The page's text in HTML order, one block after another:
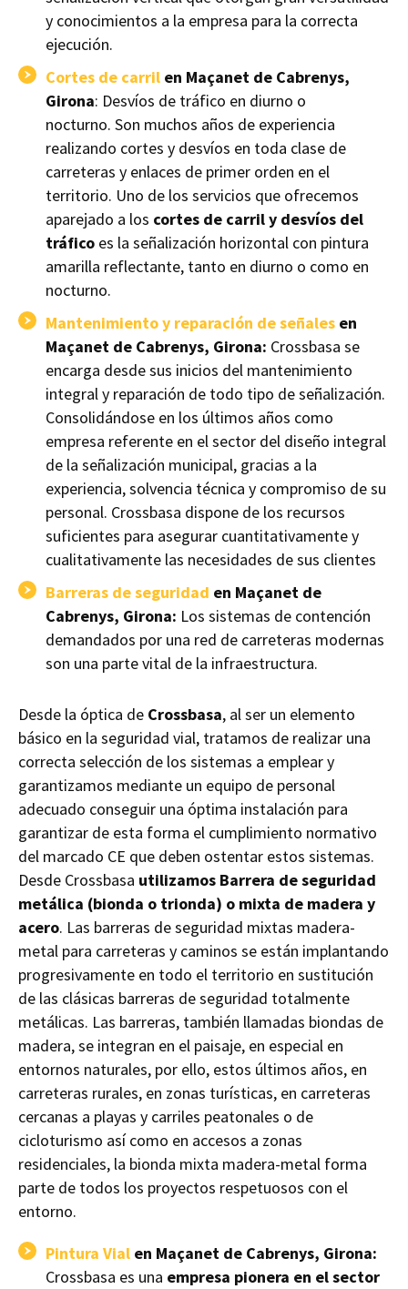
y conocimientos a la empresa para la correcta
ejecución.
Cortes de carril en Maçanet de Cabrenys,
Girona: Desvíos de tráfico en diurno o
nocturno. Son muchos años de experiencia
realizando cortes y desvíos en toda clase de
carreteras y enlaces de primer orden en el
territorio. Uno de los servicios que ofrecemos
aparejado a los cortes de carril y desvíos del
tráfico es la señalización horizontal con pintura
amarilla reflectante, tanto en diurno o como en
nocturno.
Mantenimiento y reparación de señales en
Maçanet de Cabrenys, Girona: Crossbasa se
encarga desde sus inicios del mantenimiento
integral y reparación de todo tipo de señalización.
Consolidándose en los últimos años como
empresa referente en el sector del diseño integral
de la señalización municipal, gracias a la
experiencia, solvencia técnica y compromiso de su
personal. Crossbasa dispone de los recursos
suficientes para asegurar cuantitativamente y
cualitativamente las necesidades de sus clientes
Barreras de seguridad en Maçanet de
Cabrenys, Girona: Los sistemas de contención
demandados por una red de carreteras modernas
son una parte vital de la infraestructura.
Desde la óptica de Crossbasa, al ser un elemento
básico en la seguridad vial, tratamos de realizar una
correcta selección de los sistemas a emplear y
garantizamos mediante un equipo de personal
adecuado conseguir una óptima instalación para
garantizar de esta forma el cumplimiento normativo
del marcado CE que deben ostentar estos sistemas.
Desde Crossbasa utilizamos Barrera de seguridad
metálica (bionda o trionda) o mixta de madera y
acero. Las barreras de seguridad mixtas madera-
metal para carreteras y caminos se están implantando
progresivamente en todo el territorio en sustitución
de las clásicas barreras de seguridad totalmente
metálicas. Las barreras, también llamadas biondas de
madera, se integran en el paisaje, en especial en
entornos naturales, por ello, estos últimos años, en
carreteras rurales, en zonas turísticas, en carreteras
cercanas a playas y carriles peatonales o de
cicloturismo así como en accesos a zonas
residenciales, la bionda mixta madera-metal forma
parte de todos los proyectos respetuosos con el
entorno.
Pintura Vial en Maçanet de Cabrenys, Girona:
Crossbasa es una empresa pionera en el sector